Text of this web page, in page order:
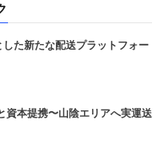
た新たな配送プラットフォー
本提携〜山陰エリアへ実運送